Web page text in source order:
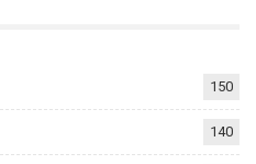
150
140